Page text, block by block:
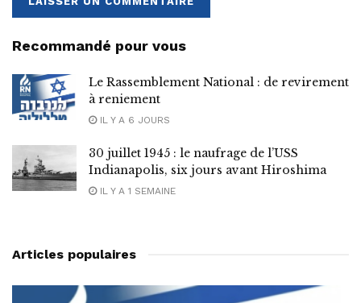
Recommandé pour vous
Le Rassemblement National : de revirement
à reniement
IL Y A 6 JOURS
30 juillet 1945 : le naufrage de l’USS
Indianapolis, six jours avant Hiroshima
IL Y A 1 SEMAINE
Articles populaires